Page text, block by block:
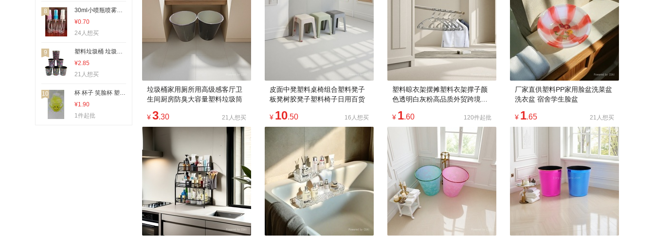
衣架
刨刀
喷雾水杯
刨子、削皮器
打蛋盆
8
30ml小喷瓶喷雾瓶酒精喷壶喷壶
¥0.70
24人想买
9
塑料垃圾桶 垃圾桶 塑料垃圾娄 垃圾娄
¥2.85
21人想买
10
杯 杯子 笑脸杯 塑料杯
¥1.90
1件起批
垃圾桶家用厕所用高级感客厅卫
生间厨房防臭大容量塑料垃圾筒
¥3.30 21人想买
皮面中凳塑料桌椅组合塑料凳子
板凳树胶凳子塑料椅子日用百货
¥ 10.50 16人想买
塑料晾衣架摆摊塑料衣架撑子颜
色透明白灰粉高品质外贸跨境批
¥ 1.60 120件起批
厂家直供塑料PP家用脸盆洗菜盆
洗衣盆 宿舍学生脸盆
¥ 1.65 21人想买